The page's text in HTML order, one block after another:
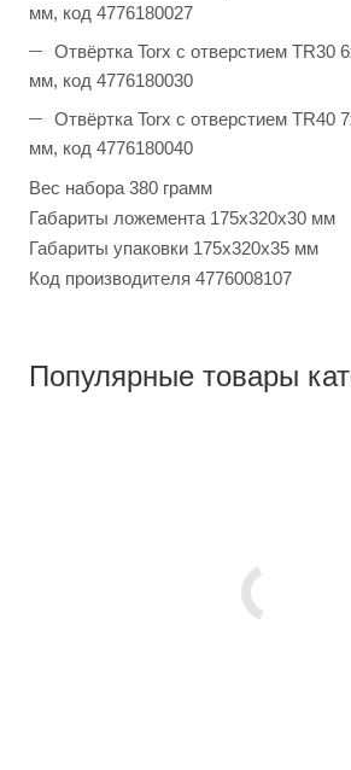
мм, код 4776180027
Отвёртка Torx c отверстием TR30
мм, код 4776180030
Отвёртка Torx c отверстием TR40
мм, код 4776180040
Вес набора 380 грамм
Габариты ложемента 175x320x30 мм
Габариты упаковки 175x320x35 мм
Код производителя 4776008107
Популярные товары